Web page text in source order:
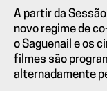
A partir da
novo regime de
o Saguenail e os
filmes são
alternadamente